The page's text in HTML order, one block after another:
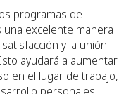
programas de
excelente manera
y la unión
ayudará a aumentar
en el lugar de trabajo,